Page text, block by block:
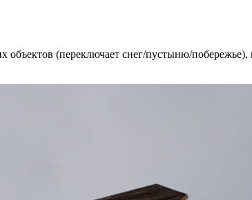
(переключает снег/пустыню/